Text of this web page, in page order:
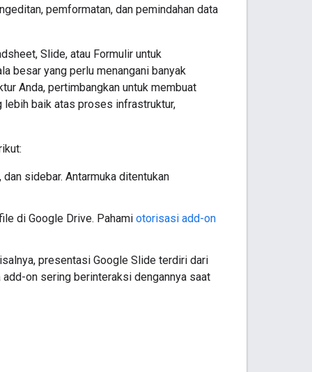
pemformatan, dan pemindahan data
Slide, atau Formulir untuk
besar yang perlu menangani banyak
Anda, pertimbangkan untuk membuat
lebih baik atas proses infrastruktur,
sidebar. Antarmuka ditentukan
di Google Drive. Pahami otorisasi add-on
presentasi Google Slide terdiri dari
on sering berinteraksi dengannya saat